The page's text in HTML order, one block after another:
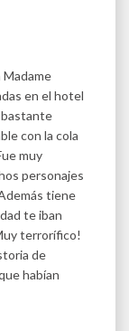
Madame
en el hotel
bastante
con la cola
muy
personajes
tiene
te iban
terrorífico!
de
habían